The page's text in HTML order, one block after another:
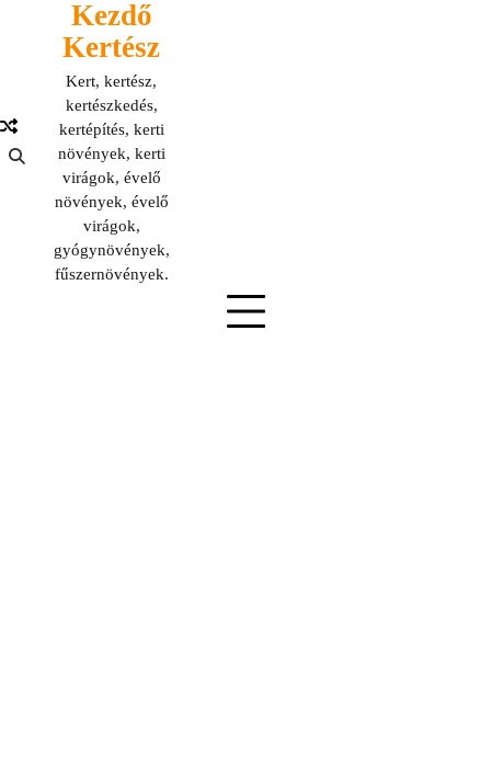
Kezdő
Kertész
Kert, kertész,
kertészkedés,
kertépítés, kerti
növények, kerti
virágok, évelő
növények, évelő
virágok,
gyógynövények,
fűszernövények.